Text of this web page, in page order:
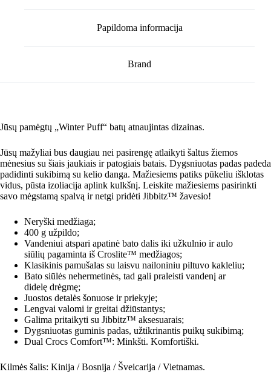
Papildoma informacija
Brand
Jūsų pamėgtų „Winter Puff“ batų atnaujintas dizainas.
Jūsų mažyliai bus daugiau nei pasirengę atlaikyti šaltus žiemos
mėnesius su šiais jaukiais ir patogiais batais. Dygsniuotas padas padeda
padidinti sukibimą su kelio danga. Mažiesiems patiks pūkeliu išklotas
vidus, pūsta izoliacija aplink kulkšnį. Leiskite mažiesiems pasirinkti
savo mėgstamą spalvą ir netgi pridėti Jibbitz™ žavesio!
Neryški medžiaga;
400 g užpildo;
Vandeniui atspari apatinė bato dalis iki užkulnio ir aulo
siūlių pagaminta iš Croslite™ medžiagos;
Klasikinis pamušalas su laisvu nailoniniu piltuvo kakleliu;
Bato siūlės nehermetinės, tad gali praleisti vandenį ar
didelę drėgmę;
Juostos detalės šonuose ir priekyje;
Lengvai valomi ir greitai džiūstantys;
Galima pritaikyti su Jibbitz™ aksesuarais;
Dygsniuotas guminis padas, užtikrinantis puikų sukibimą;
Dual Crocs Comfort™: Minkšti. Komfortiški.
Kilmės šalis: Kinija / Bosnija / Šveicarija / Vietnamas.